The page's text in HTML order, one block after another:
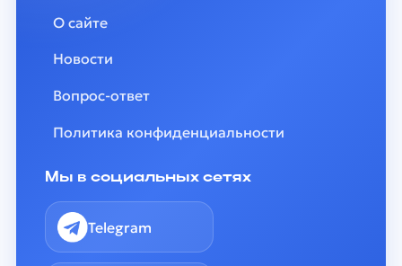
О сайте
Новости
Вопрос-ответ
Политика конфиденциальности
Мы в социальных сетях
Telegram